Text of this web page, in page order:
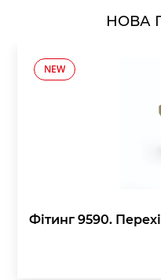
НОВА
NEW
Фітинг 9590.